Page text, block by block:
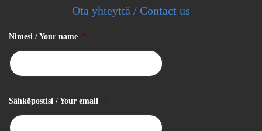
Ota yhteyttä / Contact us
Nimesi / Your name *
Sähköpostisi / Your email *